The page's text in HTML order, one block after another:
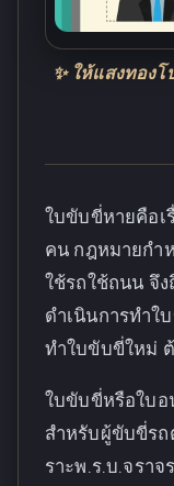
✨ ให้แสงทอง
ใบขับขี่หายคือเ
คน กฎหมายกำ
ใช้รถใช้ถนน จึ
ดำเนินการทำใ
ทำใบขับขี่ใหม่
ใบขับขี่หรือใบ
สำหรับผู้ขับขี่ร
ราะพ.ร.บ.จราจ